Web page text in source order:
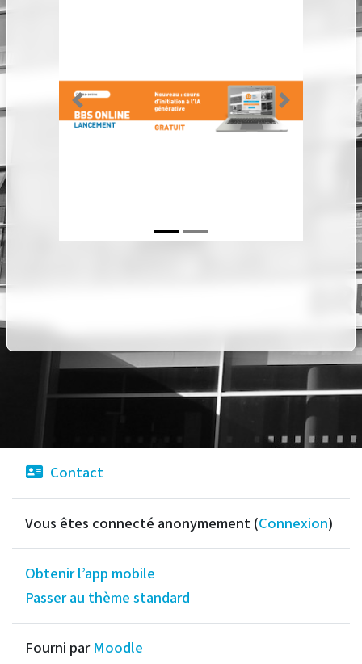
Contact
Vous êtes connecté anonymement (Connexion)
Obtenir l’app mobile
Passer au thème standard
Fourni parMoodle